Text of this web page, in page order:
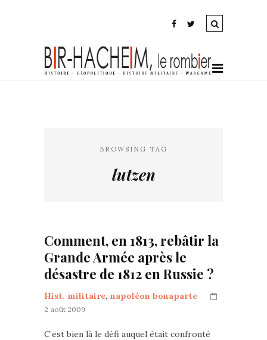
BROWSING TAG
lutzen
Comment, en 1813, rebâtir la
Grande Armée après le
désastre de 1812 en Russie ?
Hist. militaire, napoléon bonaparte
2 août 2009
C’est bien là le défi auquel était confronté